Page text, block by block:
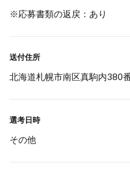
※応募書類の返戻：あり
送付住所
北海道札幌市南区真駒内380
選考日時
その他